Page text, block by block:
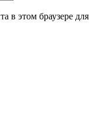
в этом браузере для